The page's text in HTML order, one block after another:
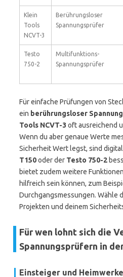
Klein
Tools
NCVT-3
Berührungsloser
Spannungsprüfer
Testo
750-2
Multifunktions-
Spannungsprüfer
Für einfache Prüfungen von
ein berührungsloser
Tools NCVT-3 oft ausreichend
Wenn du aber genaue Werte
Sicherheit Wert legst, sind
T150oder der Testo 750-2
bietet zudem weitere
hilfreich sein können, zum
Durchgangsmessungen. Wähle
Projekten und deinem
Für wen lohnt sich die
Spannungsprüfern in
Einsteiger und